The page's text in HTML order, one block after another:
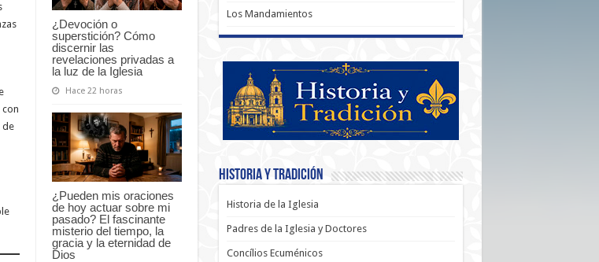
¿Devoción o
superstición? Cómo
discernir las
revelaciones privadas a
la luz de la Iglesia
Hace 22 horas
¿Pueden mis oraciones
de hoy actuar sobre mi
pasado? El fascinante
misterio del tiempo, la
gracia y la eternidad de
Dios
de
Los Mandamientos
Historia y Tradición
Historia de la Iglesia
Padres de la Iglesia y Doctores
Concílios Ecuménicos